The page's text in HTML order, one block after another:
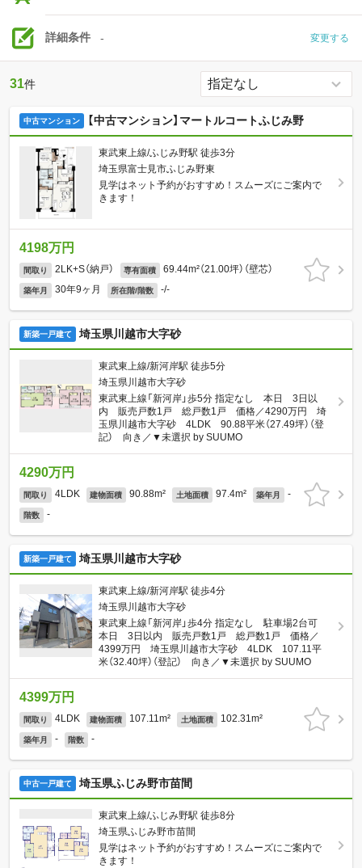
詳細条件 - 変更する
31件
中古マンション 【中古マンション】マートルコートふじみ野
東武東上線/ふじみ野駅 徒歩3分
埼玉県富士見市ふじみ野東
見学はネット予約がおすすめ！スムーズにご案内で
きます！
4198万円
間取り 2LK+S（納戸） 専有面積 69.44m²（21.00坪）（壁芯）
築年月 30年9ヶ月 所在階/階数 -/-
新築一戸建て 埼玉県川越市大字砂
東武東上線/新河岸駅 徒歩5分
埼玉県川越市大字砂
東武東上線「新河岸」歩5分 指定なし 本日 3日以
内 販売戸数1戸 総戸数1戸 価格／4290万円 埼
玉県川越市大字砂 4LDK 90.88平米（27.49坪）（登
記） 向き／▼未選択 by SUUMO
4290万円
間取り 4LDK 建物面積 90.88m² 土地面積 97.4m² 築年月 -
階数 -
新築一戸建て 埼玉県川越市大字砂
東武東上線/新河岸駅 徒歩4分
埼玉県川越市大字砂
東武東上線「新河岸」歩4分 指定なし 駐車場2台可
本日 3日以内 販売戸数1戸 総戸数1戸 価格／
4399万円 埼玉県川越市大字砂 4LDK 107.11平
米（32.40坪）（登記） 向き／▼未選択 by SUUMO
4399万円
間取り 4LDK 建物面積 107.11m² 土地面積 102.31m²
築年月 - 階数 -
中古一戸建て 埼玉県ふじみ野市苗間
東武東上線/ふじみ野駅 徒歩8分
埼玉県ふじみ野市苗間
見学はネット予約がおすすめ！スムーズにご案内で
きます！